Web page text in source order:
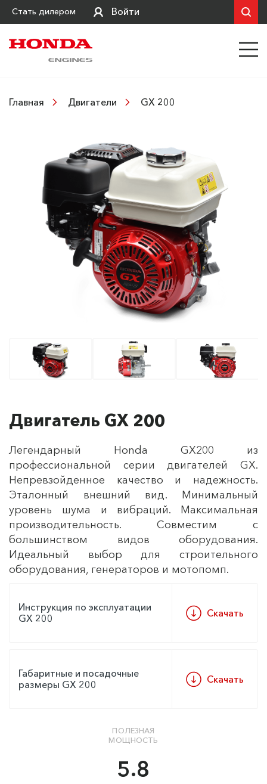
Стать дилером Войти
Главная Двигатели GX 200
Двигатель GX 200
Легендарный Honda GX200 из
профессиональной серии двигателей GX.
Непревзойденное качество и надежность.
Эталонный внешний вид. Минимальный
уровень шума и вибраций. Максимальная
производительность. Совместим с
большинством видов оборудования.
Идеальный выбор для строительного
оборудования, генераторов и мотопомп.
Инструкция по эксплуатации
GX 200
Скачать
Габаритные и посадочные
размеры GX 200
Скачать
ПОЛЕЗНАЯ
МОЩНОСТЬ
5.8